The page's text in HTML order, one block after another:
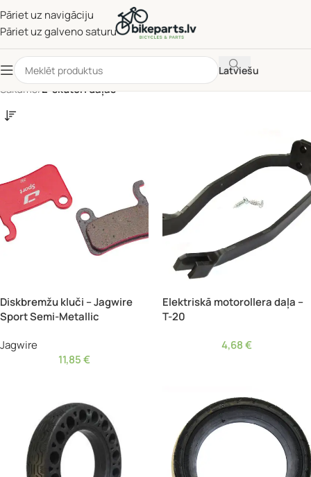
Pāriet uz navigāciju
Pāriet uz galveno saturu
Latviešu
Sākums/E-skūteri daļas
Diskbremžu kluči – Jagwire
Sport Semi-Metallic
Jagwire
11,85€
Elektriskā motorollera daļa –
T-20
4,68€